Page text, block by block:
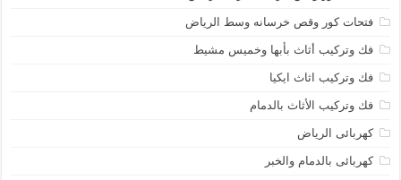
فتحات كور وقص خرسانه وسط الرياض
فك وتركيب أثاث بأبها وخميس مشيط
فك وتركيب اثاث ايكيا
فك وتركيب الأثاث بالدمام
كهربائى الرياض
كهربائى بالدمام والخبر